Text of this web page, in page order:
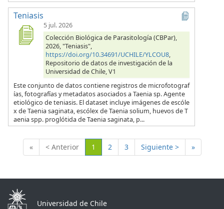
Teniasis
5 jul. 2026
Colección Biológica de Parasitología (CBPar),
2026, "Teniasis",
https://doi.org/10.34691/UCHILE/YLCOU8,
Repositorio de datos de investigación de la
Universidad de Chile, V1
Este conjunto de datos contiene registros de microfotograf
ías, fotografías y metadatos asociados a Taenia sp. Agente
etiológico de teniasis. El dataset incluye imágenes de escóle
x de Taenia saginata, escólex de Taenia solium, huevos de T
aenia spp. proglótida de Taenia saginata, p...
« < Anterior 1 (Actual)
2 3 Siguiente > »
Universidad de Chile